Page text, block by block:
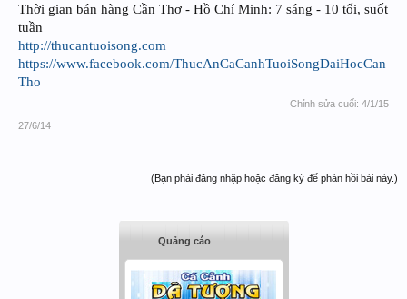
Thời gian bán hàng Cần Thơ - Hồ Chí Minh: 7 sáng - 10 tối, suốt
tuần
http://thucantuoisong.com
https://www.facebook.com/ThucAnCaCanhTuoiSongDaiHocCan
Tho
Chỉnh sửa cuối: 4/1/15
27/6/14
(Bạn phải đăng nhập hoặc đăng ký để phản hồi bài này.)
Quảng cáo